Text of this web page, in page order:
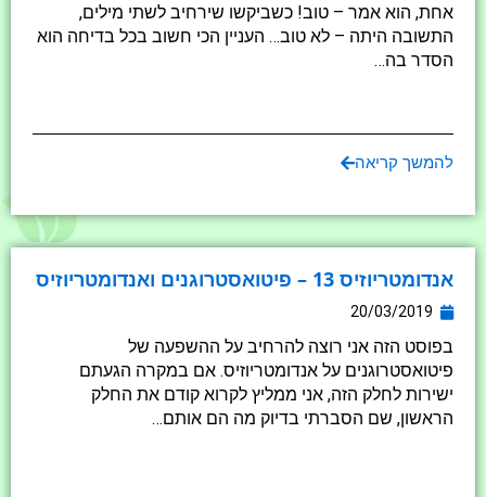
אחת, הוא אמר – טוב! כשביקשו שירחיב לשתי מילים,
התשובה היתה – לא טוב… העניין הכי חשוב בכל בדיחה הוא
הסדר בה…
להמשך קריאה
אנדומטריוזיס 13 – פיטואסטרוגנים ואנדומטריוזיס
20/03/2019
בפוסט הזה אני רוצה להרחיב על ההשפעה של
פיטואסטרוגנים על אנדומטריוזיס. אם במקרה הגעתם
ישירות לחלק הזה, אני ממליץ לקרוא קודם את החלק
הראשון, שם הסברתי בדיוק מה הם אותם…